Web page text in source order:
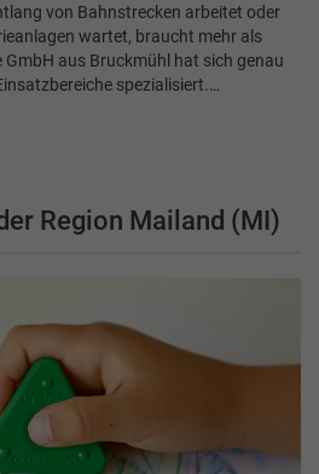
von Bahnstrecken arbeitet oder
wartet, braucht mehr als
aus Bruckmühl hat sich genau
spezialisiert.…
Region Mailand (MI)